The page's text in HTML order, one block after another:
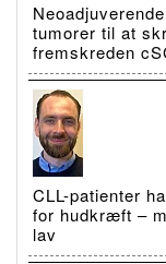
tumorer til at
fremskreden
CLL-patienter
for hudkræft –
lav